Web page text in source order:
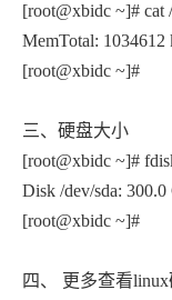
[root@xbidc ~]# cat
MemTotal: 1034612
[root@xbidc ~]#
三、硬盘大小
[root@xbidc ~]#
Disk /dev/sda:
[root@xbidc ~]#
四、 更多查看